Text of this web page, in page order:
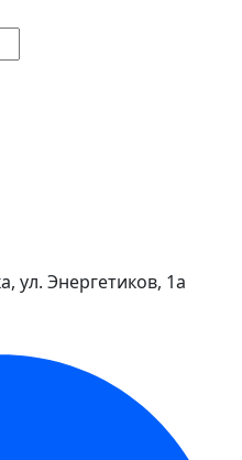
ул. Энергетиков, 1а